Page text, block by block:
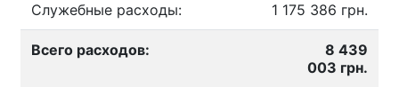
Служебные расходы: 1 175 386 грн.
Всего расходов:
8 439
003 грн.